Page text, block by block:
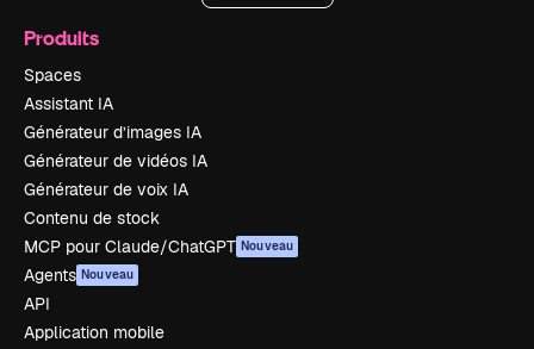
Produits
Spaces
Assistant IA
Générateur d’images IA
Générateur de vidéos IA
Générateur de voix IA
Contenu de stock
MCP pour Claude/ChatGPT Nouveau
Agents Nouveau
API
Application mobile